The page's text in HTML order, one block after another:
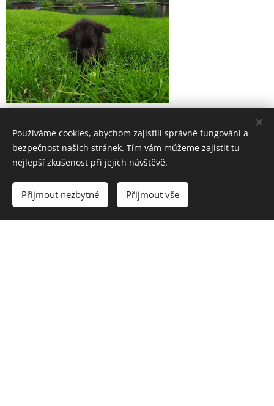
Používáme cookies, abychom zajistili správné fungování a
bezpečnost našich stránek. Tím vám můžeme zajistit tu
nejlepší zkušenost při jejich návštěvě.
Přijmout nezbytné Přijmout vše